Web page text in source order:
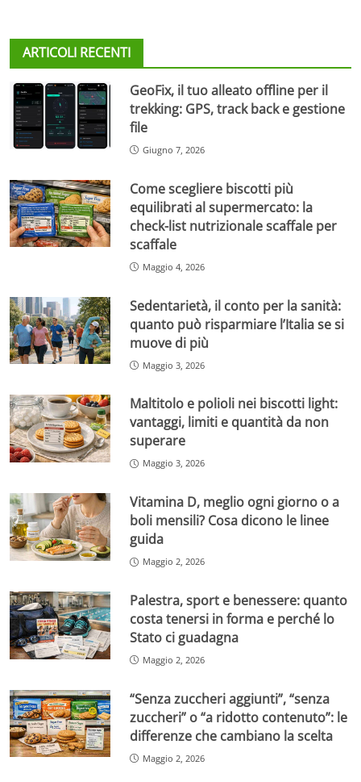
ARTICOLI RECENTI
GeoFix, il tuo alleato offline per il
trekking: GPS, track back e gestione
file
Giugno 7, 2026
Come scegliere biscotti più
equilibrati al supermercato: la
check-list nutrizionale scaffale per
scaffale
Maggio 4, 2026
Sedentarietà, il conto per la sanità:
quanto può risparmiare l’Italia se si
muove di più
Maggio 3, 2026
Maltitolo e polioli nei biscotti light:
vantaggi, limiti e quantità da non
superare
Maggio 3, 2026
Vitamina D, meglio ogni giorno o a
boli mensili? Cosa dicono le linee
guida
Maggio 2, 2026
Palestra, sport e benessere: quanto
costa tenersi in forma e perché lo
Stato ci guadagna
Maggio 2, 2026
“Senza zuccheri aggiunti”, “senza
zuccheri” o “a ridotto contenuto”: le
differenze che cambiano la scelta
Maggio 2, 2026